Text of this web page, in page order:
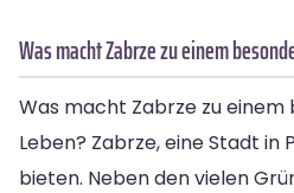
Was macht Zabrze zu einem
Was macht Zabrze zu
Leben? Zabrze, eine Stadt in
bieten. Neben den vielen